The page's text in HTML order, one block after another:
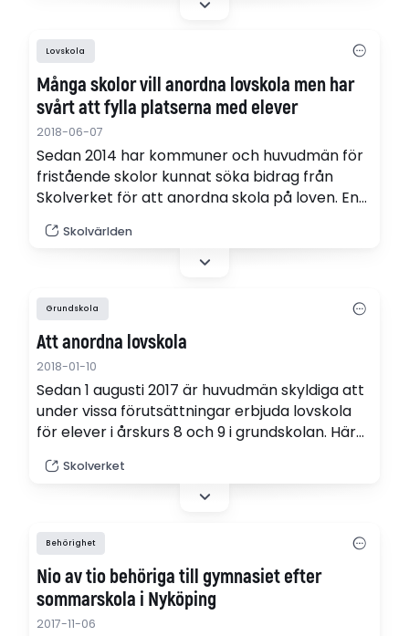
Lovskola
Många skolor vill anordna lovskola men har
svårt att fylla platserna med elever
2018-06-07
Sedan 2014 har kommuner och huvudmän för
fristående skolor kunnat söka bidrag från
Skolverket för att anordna skola på loven. En
lovskolan ökar men att skolorna har haft svårt
att fylla de platser de planerat för under året
Ungefär 82 miljoner,…
Skolvärlden
Grundskola
Att anordna lovskola
2018-01-10
Sedan 1 augusti 2017 är huvudmän skyldiga att
under vissa förutsättningar erbjuda lovskola
för elever i årskurs 8 och 9 i grundskolan. Här
information om reglerna och några
förtydligande exempel.
Skolverket
Behörighet
Nio av tio behöriga till gymnasiet efter
sommarskola i Nyköping
2017-11-06